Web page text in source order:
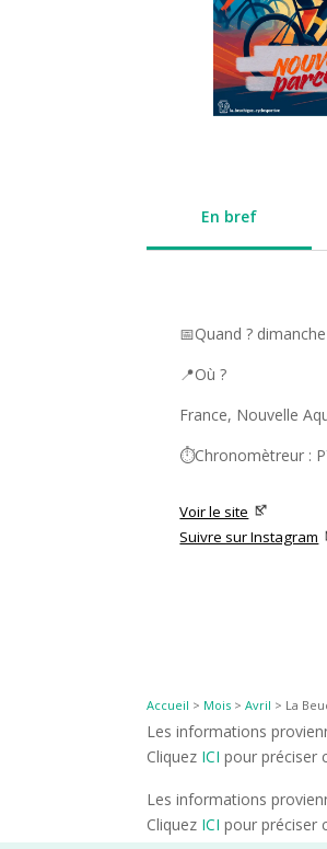
En bref
📅Quand ?
📍Où ?
France, Nouvelle
⏱️Chronomètreur :
Voir le site
Suivre sur Instagram
Accueil > Mois >Avril > La
Les informations
Cliquez ICI pour préciser
Les informations
Cliquez ICI pour préciser